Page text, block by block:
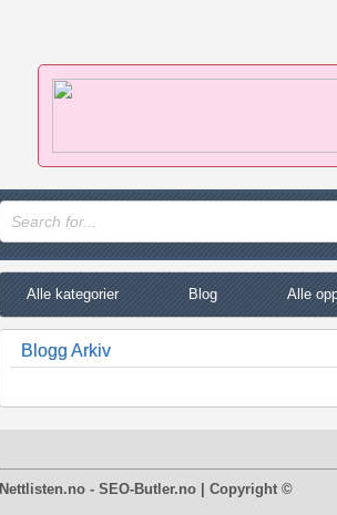
Alle kategorier Blog Alle
Blogg Arkiv
Nettlisten.no - SEO-Butler.no | Copyright ©